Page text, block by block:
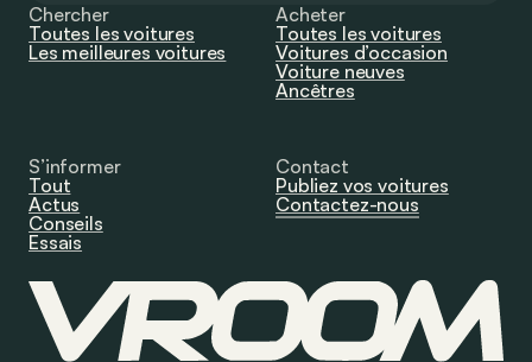
Chercher
Toutes les voitures
Les meilleures voitures
Acheter
Toutes les voitures
Voitures d’occasion
Voiture neuves
Ancêtres
S’informer
Tout
Actus
Conseils
Essais
Contact
Publiez vos voitures
Contactez-nous